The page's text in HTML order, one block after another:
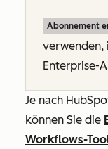
Abonnement
verwenden,
Enterprise-
Je nach
können Sie die
Workflows-